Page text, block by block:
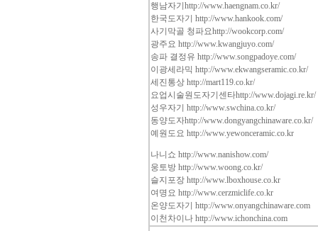
행남자기 http://www.haengnam.co.kr/
한국도자기 http://www.hankook.com/
사기막골 청파요http://wookcorp.com/
광주요 http://www.kwangjuyo.com/
송파 결정유 http://www.songpadoye.com/
이광세라믹 http://www.ekwangseramic.co.kr/
세진통상 http://mart119.co.kr/
요업시술원도자기센타http://www.dojagi.re.kr/
성우자기 http://www.swchina.co.kr/
동양도자http://www.dongyangchinaware.co.kr/
예원도요 http://www.yewonceramic.co.kr
나니쇼 http://www.nanishow.com/
웅토방 http://www.woong.co.kr/
슬지포장 http://www.lboxhouse.co.kr
여명요 http://www.cerzmiclife.co.kr
온양도자기 http://www.onyangchinaware.com
이천차이나 http://www.ichonchina.com